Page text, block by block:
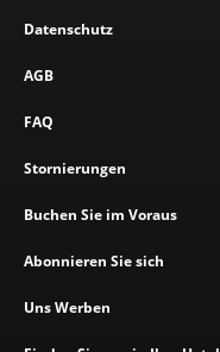
Datenschutz
AGB
FAQ
Stornierungen
Buchen Sie im Voraus
Abonnieren Sie sich
Uns Werben